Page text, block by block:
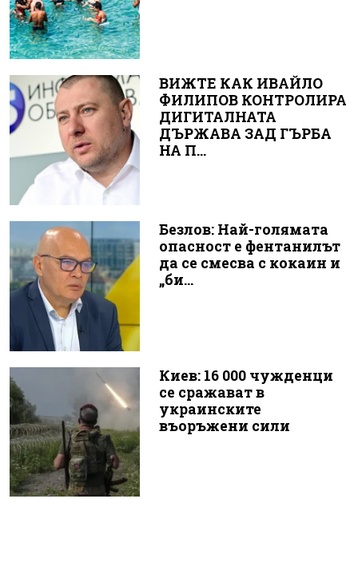
ВИЖТЕ КАК ИВАЙЛО
ФИЛИПОВ КОНТРОЛИРА
ДИГИТАЛНАТА
ДЪРЖАВА ЗАД ГЪРБА
НА П...
Безлов: Най-голямата
опасност е фентанилът
да се смесва с кокаин и
„би...
Киев: 16 000 чужденци
се сражават в
украинските
въоръжени сили